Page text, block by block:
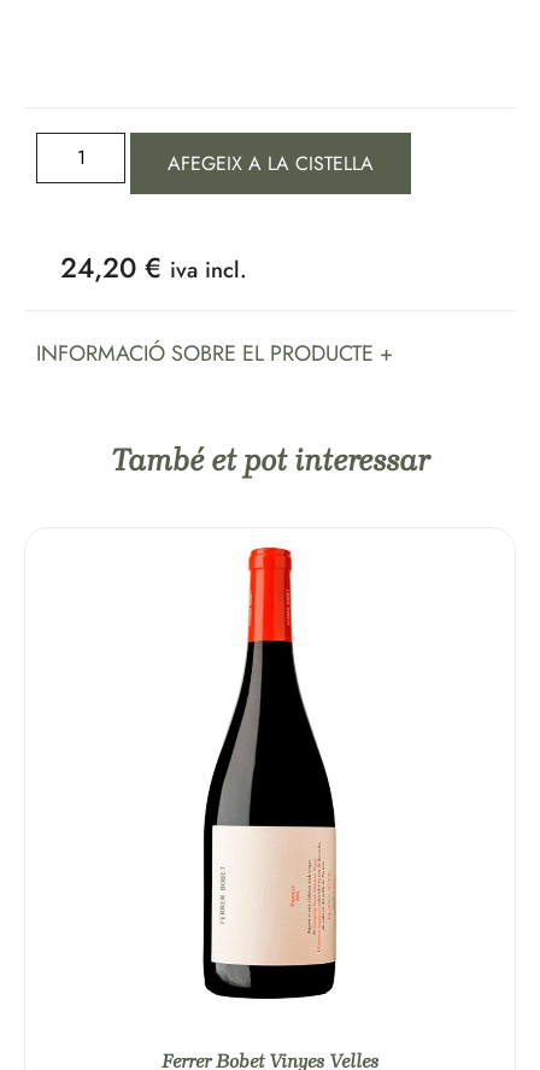
AFEGEIX A LA CISTELLA
24,20 € iva incl.
INFORMACIÓ SOBRE EL PRODUCTE +
També et pot interessar
Ferrer Bobet Vinyes Velles